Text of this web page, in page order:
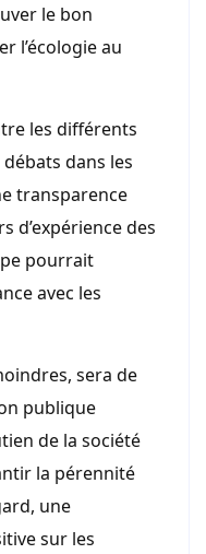
le bon
l’écologie au
les différents
dans les
transparence
d’expérience des
pourrait
avec les
sera de
publique
de la société
la pérennité
une
sur les